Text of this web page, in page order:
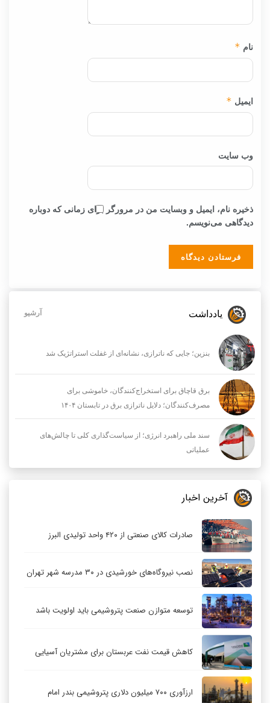
نام *
ایمیل *
وب‌ سایت
ذخیره نام، ایمیل و وبسایت من در مرورگر برای زمانی که دوباره
دیدگاهی می‌نویسم.
یادداشت آرشیو
بنزین؛ جایی که ناترازی، نشانه‌ای از غفلت استراتژیک شد
برق قاچاق برای استخراج‌کنندگان، خاموشی برای
مصرف‌کنندگان؛ دلایل ناترازی برق در تابستان ۱۴۰۴
سند ملی راهبرد انرژی؛ از سیاست‌گذاری کلی تا چالش‌های
عملیاتی
آخرین اخبار
صادرات کالای صنعتی از ۴۲۰ واحد تولیدی البرز
نصب نیروگاه‌های خورشیدی در ۳۰ مدرسه شهر تهران
توسعه متوازن صنعت پتروشیمی باید اولویت باشد
کاهش قیمت نفت عربستان برای مشتریان آسیایی
ارزآوری ۷۰۰ میلیون دلاری پتروشیمی بندر امام